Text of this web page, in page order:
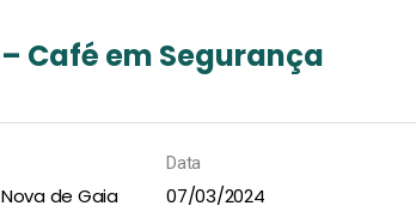
Café em Segurança
Nova de Gaia
Data
07/03/2024